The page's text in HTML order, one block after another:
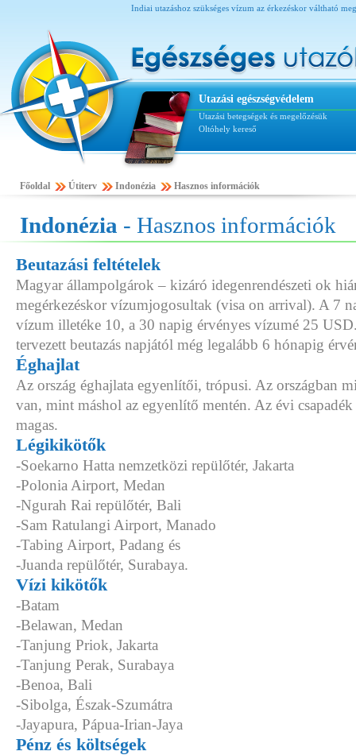
Indiai utazáshoz szükséges vízum az érkezéskor váltható
Utazási egészségvédelem
Utazási betegségek és megelőzésük
Oltóhely kereső
Főoldal Útiterv Indonézia Hasznos információk
Indonézia - Hasznos információk
Beutazási feltételek
Magyar állampolgárok – kizáró idegenrendészeti ok
megérkezéskor vízumjogosultak (visa on arrival). A 7
vízum illetéke 10, a 30 napig érvényes vízumé 25
tervezett beutazás napjától még legalább 6 hónapig
Éghajlat
Az ország éghajlata egyenlítői, trópusi. Az országban
van, mint máshol az egyenlítő mentén. Az évi
magas.
Légikikötők
-Soekarno Hatta nemzetközi repülőtér, Jakarta
-Polonia Airport, Medan
-Ngurah Rai repülőtér, Bali
-Sam Ratulangi Airport, Manado
-Tabing Airport, Padang és
-Juanda repülőtér, Surabaya.
Vízi kikötők
-Batam
-Belawan, Medan
-Tanjung Priok, Jakarta
-Tanjung Perak, Surabaya
-Benoa, Bali
-Sibolga, Észak-Szumátra
-Jayapura, Pápua-Irian-Jaya
Pénz és költségek